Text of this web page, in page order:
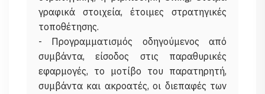
γραφικά στοιχεία, έτοιμες στρατηγικές
τοποθέτησης.
- Προγραμματισμός οδηγούμενος από
συμβάντα, είσοδος στις παραθυρικές
εφαρμογές, το μοτίβο του παρατηρητή,
συμβάντα και ακροατές, οι διεπαφές των